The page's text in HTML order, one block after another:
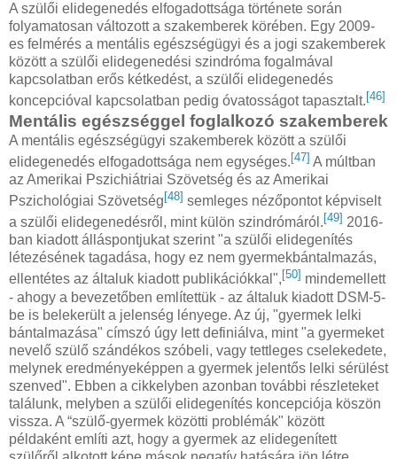
A szülői elidegenedés elfogadottsága története során
folyamatosan változott a szakemberek körében. Egy 2009-
es felmérés a mentális egészségügyi és a jogi szakemberek
között a szülői elidegenedési szindróma fogalmával
kapcsolatban erős kétkedést, a szülői elidegenedés
koncepcióval kapcsolatban pedig óvatosságot tapasztalt. [46]
Mentális egészséggel foglalkozó szakemberek
A mentális egészségügyi szakemberek között a szülői
elidegenedés elfogadottsága nem egységes.[47] A múltban
az Amerikai Pszichiátriai Szövetség és az Amerikai
Pszichológiai Szövetség [48] semleges nézőpontot képviselt
a szülői elidegenedésről, mint külön szindrómáról. [49] 2016-
ban kiadott álláspontjukat szerint "a szülői elidegenítés
létezésének tagadása, hogy ez nem gyermekbántalmazás,
ellentétes az általuk kiadott publikációkkal", [50] mindemellett
- ahogy a bevezetőben említettük - az általuk kiadott DSM-5-
be is belekerült a jelenség lényege. Az új, "gyermek lelki
bántalmazása" címszó úgy lett definiálva, mint "a gyermeket
nevelő szülő szándékos szóbeli, vagy tettleges cselekedete,
melynek eredményeképpen a gyermek jelentős lelki sérülést
szenved". Ebben a cikkelyben azonban további részleteket
találunk, melyben a szülői elidegenítés koncepciója köszön
vissza. A “szülő-gyermek közötti problémák" között
példaként említi azt, hogy a gyermek az elidegenített